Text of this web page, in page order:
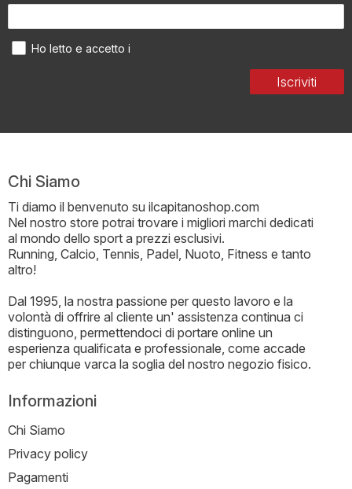
Iscriviti
Ho letto e accetto i
Chi Siamo
Ti diamo il benvenuto su ilcapitanoshop.com
Nel nostro store potrai trovare i migliori marchi dedicati
al mondo dello sport a prezzi esclusivi.
Running, Calcio, Tennis, Padel, Nuoto, Fitness e tanto
altro!
Dal 1995, la nostra passione per questo lavoro e la
volontà di offrire al cliente un' assistenza continua ci
distinguono, permettendoci di portare online un
esperienza qualificata e professionale, come accade
per chiunque varca la soglia del nostro negozio fisico.
Informazioni
Chi Siamo
Privacy policy
Pagamenti